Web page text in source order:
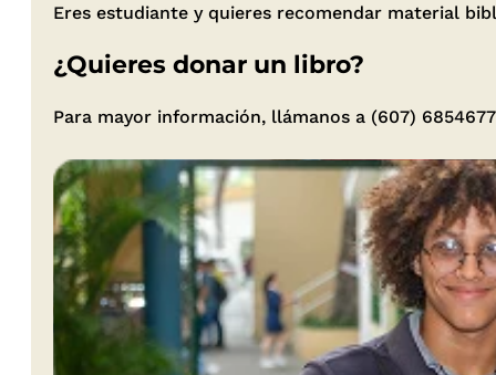
Eres estudiante y quieres recomendar material
¿Quieres donar un libro?
Para mayor información, llámanos a (607)